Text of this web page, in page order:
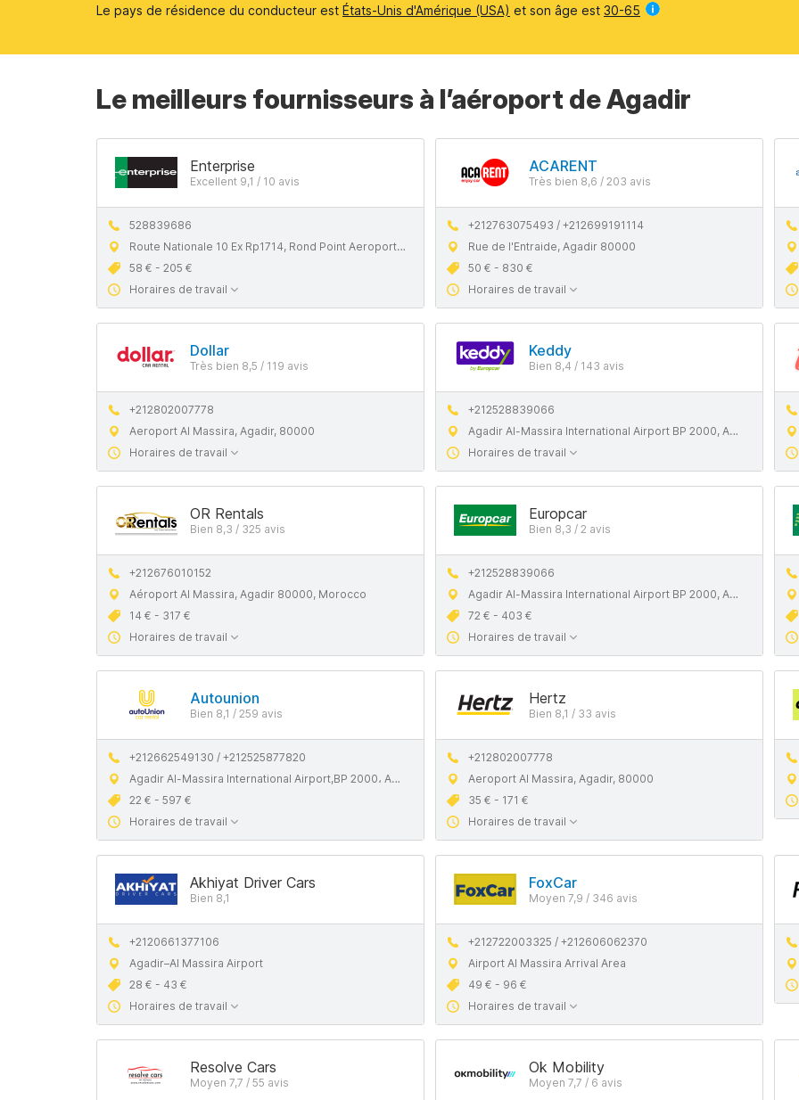
Le pays de résidence du conducteur est États-Unis d'Amérique (USA) et son âge est 30-65
Le meilleurs fournisseurs à l’aéroport de Agadir
Enterprise
Excellent 9,1 / 10 avis
528839686
Route Nationale 10 Ex Rp1714, Rond Point Aeroport El Massira
58 € - 205 €
Horaires de travail
ACARENT
Très bien 8,6 / 203 avis
+212763075493 / +212699191114
Rue de l'Entraide, Agadir 80000
50 € - 830 €
Horaires de travail
Dollar
Très bien 8,5 / 119 avis
+212802007778
Aeroport Al Massira, Agadir, 80000
Horaires de travail
Keddy
Bien 8,4 / 143 avis
+212528839066
Agadir Al-Massira International Airport BP 2000, Agadir 80000
Horaires de travail
OR Rentals
Bien 8,3 / 325 avis
+212676010152
Aéroport Al Massira, Agadir 80000, Morocco
14 € - 317 €
Horaires de travail
Europcar
Bien 8,3 / 2 avis
+212528839066
Agadir Al-Massira International Airport BP 2000, Agadir 80000
72 € - 403 €
Horaires de travail
Autounion
Bien 8,1 / 259 avis
+212662549130 / +212525877820
Agadir Al-Massira International Airport,BP 2000، Agadir 80000
22 € - 597 €
Horaires de travail
Hertz
Bien 8,1 / 33 avis
+212802007778
Aeroport Al Massira, Agadir, 80000
35 € - 171 €
Horaires de travail
Akhiyat Driver Cars
Bien 8,1
+2120661377106
Agadir–Al Massira Airport
28 € - 43 €
Horaires de travail
FoxCar
Moyen 7,9 / 346 avis
+212722003325 / +212606062370
Airport Al Massira Arrival Area
49 € - 96 €
Horaires de travail
Resolve Cars
Moyen 7,7 / 55 avis
Ok Mobility
Moyen 7,7 / 6 avis